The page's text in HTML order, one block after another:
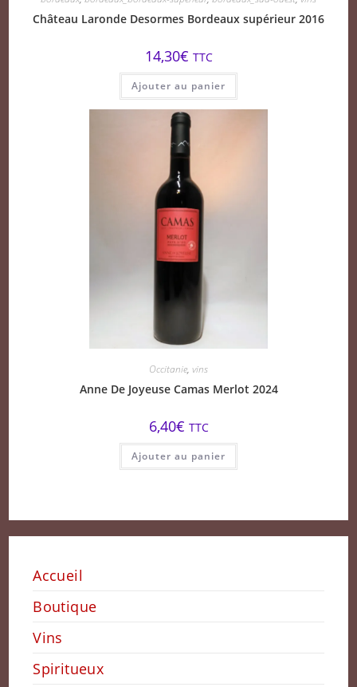
Château Laronde Desormes Bordeaux supérieur 2016
14,30€ TTC
Ajouter au panier
Occitanie, vins
Anne De Joyeuse Camas Merlot 2024
6,40€ TTC
Ajouter au panier
Accueil
Boutique
Vins
Spiritueux